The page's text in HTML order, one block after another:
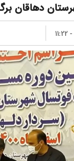
دهاقان